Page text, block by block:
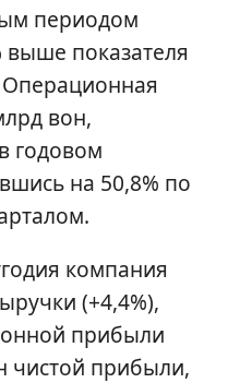
периодом
выше показателя
вон,
годовом
на 50,8% по
компания
(+4,4%),
прибыли
чистой прибыли,